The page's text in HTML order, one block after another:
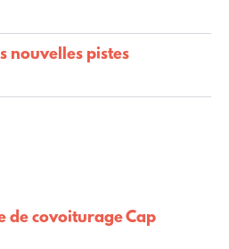
nouvelles pistes
de covoiturage Cap